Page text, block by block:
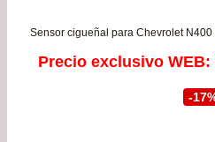
Precio exclusivo WEB:
-